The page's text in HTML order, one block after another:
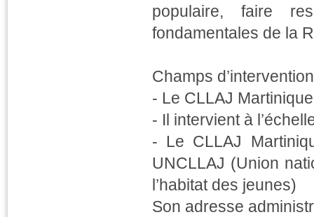
populaire, faire
fondamentales de la
Champs
- Le CLLAJ
- Il intervient à
- Le CLLAJ
UNCLLAJ (Union
l’habitat des jeunes)
Son adresse